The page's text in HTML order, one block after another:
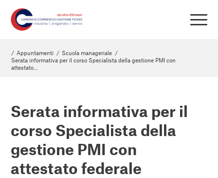
/ Appuntamenti / Scuola manageriale /
Serata informativa per il corso Specialista della gestione PMI con
attestato...
Serata informativa per il
corso Specialista della
gestione PMI con
attestato federale